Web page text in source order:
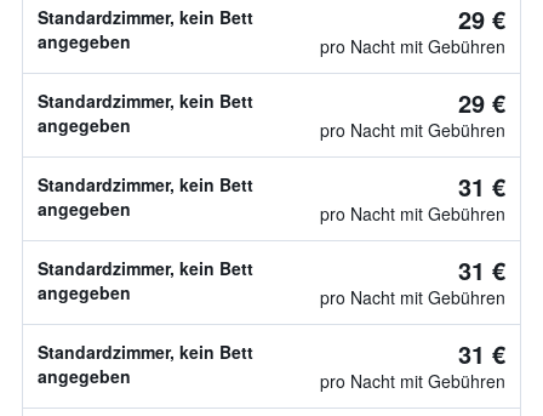
Standardzimmer, kein Bett
angegeben
29 €
pro Nacht mit Gebühren
Standardzimmer, kein Bett
angegeben
29 €
pro Nacht mit Gebühren
Standardzimmer, kein Bett
angegeben
31 €
pro Nacht mit Gebühren
Standardzimmer, kein Bett
angegeben
31 €
pro Nacht mit Gebühren
Standardzimmer, kein Bett
angegeben
31 €
pro Nacht mit Gebühren